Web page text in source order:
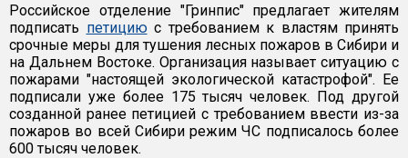
Российское отделение "Гринпис" предлагает жителям
подписать петициюс требованием к властям принять
срочные меры для тушения лесных пожаров в Сибири и
на Дальнем Востоке. Организация называет ситуацию с
пожарами "настоящей экологической катастрофой". Ее
подписали уже более 175 тысяч человек. Под другой
созданной ранее петицией с требованием ввести из-за
пожаров во всей Сибири режим ЧС подписалось более
600 тысяч человек.